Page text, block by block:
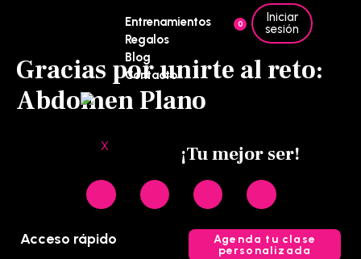
Entrenamientos
Regalos
Blog
Contacto
X
0
Iniciar
sesión
Gracias por unirte al reto:
Abdomen Plano
¡Tu mejor ser!
Acceso rápido
Agenda tu clase
personalizada